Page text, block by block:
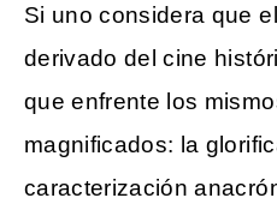
Si uno considera que
derivado del cine
que enfrente los
magnificados: la
caracterización